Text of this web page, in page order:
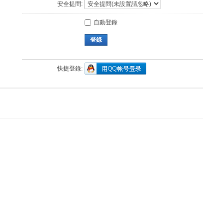
安全提問:
自動登錄
登錄
快捷登錄: